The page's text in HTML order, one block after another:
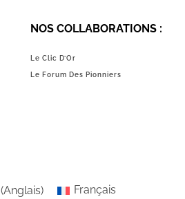
NOS COLLABORATIONS :
Le Clic D’Or
Le Forum Des Pionniers
(Anglais) Français